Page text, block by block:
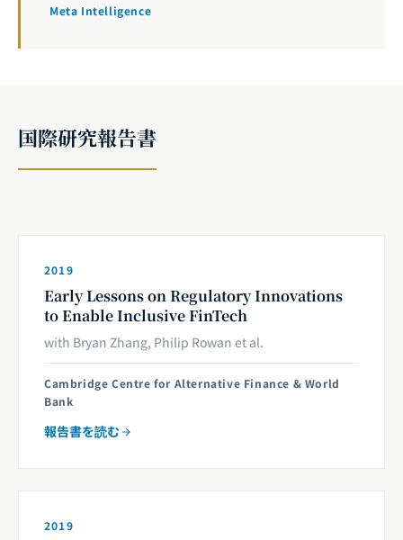
Meta Intelligence
国際研究報告書
2019
Early Lessons on Regulatory Innovations
to Enable Inclusive FinTech
with Bryan Zhang, Philip Rowan et al.
Cambridge Centre for Alternative Finance & World
Bank
報告書を読む
2019